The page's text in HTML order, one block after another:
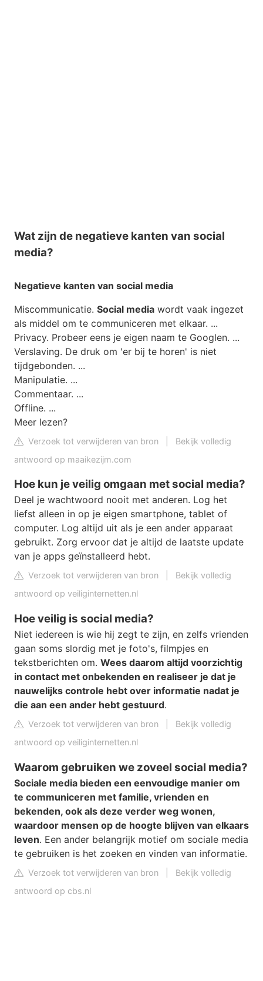
Wat zijn de negatieve kanten van social
media?
Negatieve kanten van social media
Miscommunicatie. Social media wordt vaak ingezet
als middel om te communiceren met elkaar. ...
Privacy. Probeer eens je eigen naam te Googlen. ...
Verslaving. De druk om 'er bij te horen' is niet
tijdgebonden. ...
Manipulatie. ...
Commentaar. ...
Offline. ...
Meer lezen?
Verzoek tot verwijderen van bron
Bekijk volledig
antwoord op maaikezijm.com
Hoe kun je veilig omgaan met social media?
Deel je wachtwoord nooit met anderen. Log het
liefst alleen in op je eigen smartphone, tablet of
computer. Log altijd uit als je een ander apparaat
gebruikt. Zorg ervoor dat je altijd de laatste update
van je apps geïnstalleerd hebt.
Verzoek tot verwijderen van bron
Bekijk volledig
antwoord op veiliginternetten.nl
Hoe veilig is social media?
Niet iedereen is wie hij zegt te zijn, en zelfs vrienden
gaan soms slordig met je foto's, filmpjes en
tekstberichten om. Wees daarom altijd voorzichtig
in contact met onbekenden en realiseer je dat je
nauwelijks controle hebt over informatie nadat je
die aan een ander hebt gestuurd.
Verzoek tot verwijderen van bron
Bekijk volledig
antwoord op veiliginternetten.nl
Waarom gebruiken we zoveel social media?
Sociale media bieden een eenvoudige manier om
te communiceren met familie, vrienden en
bekenden, ook als deze verder weg wonen,
waardoor mensen op de hoogte blijven van elkaars
leven. Een ander belangrijk motief om sociale media
te gebruiken is het zoeken en vinden van informatie.
Verzoek tot verwijderen van bron
Bekijk volledig
antwoord op cbs.nl